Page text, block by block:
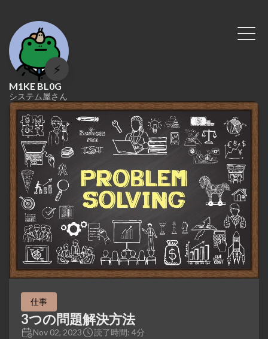
⚡
M1KE BL0G
システム屋さん
仕事
3つの問題解決方法
Nov 02, 2023 読了時間: 4分